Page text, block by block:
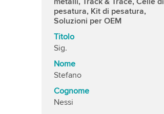
pesatura, Kit di pesatura,
Soluzioni per OEM
Titolo
Sig.
Nome
Stefano
Cognome
Nessi